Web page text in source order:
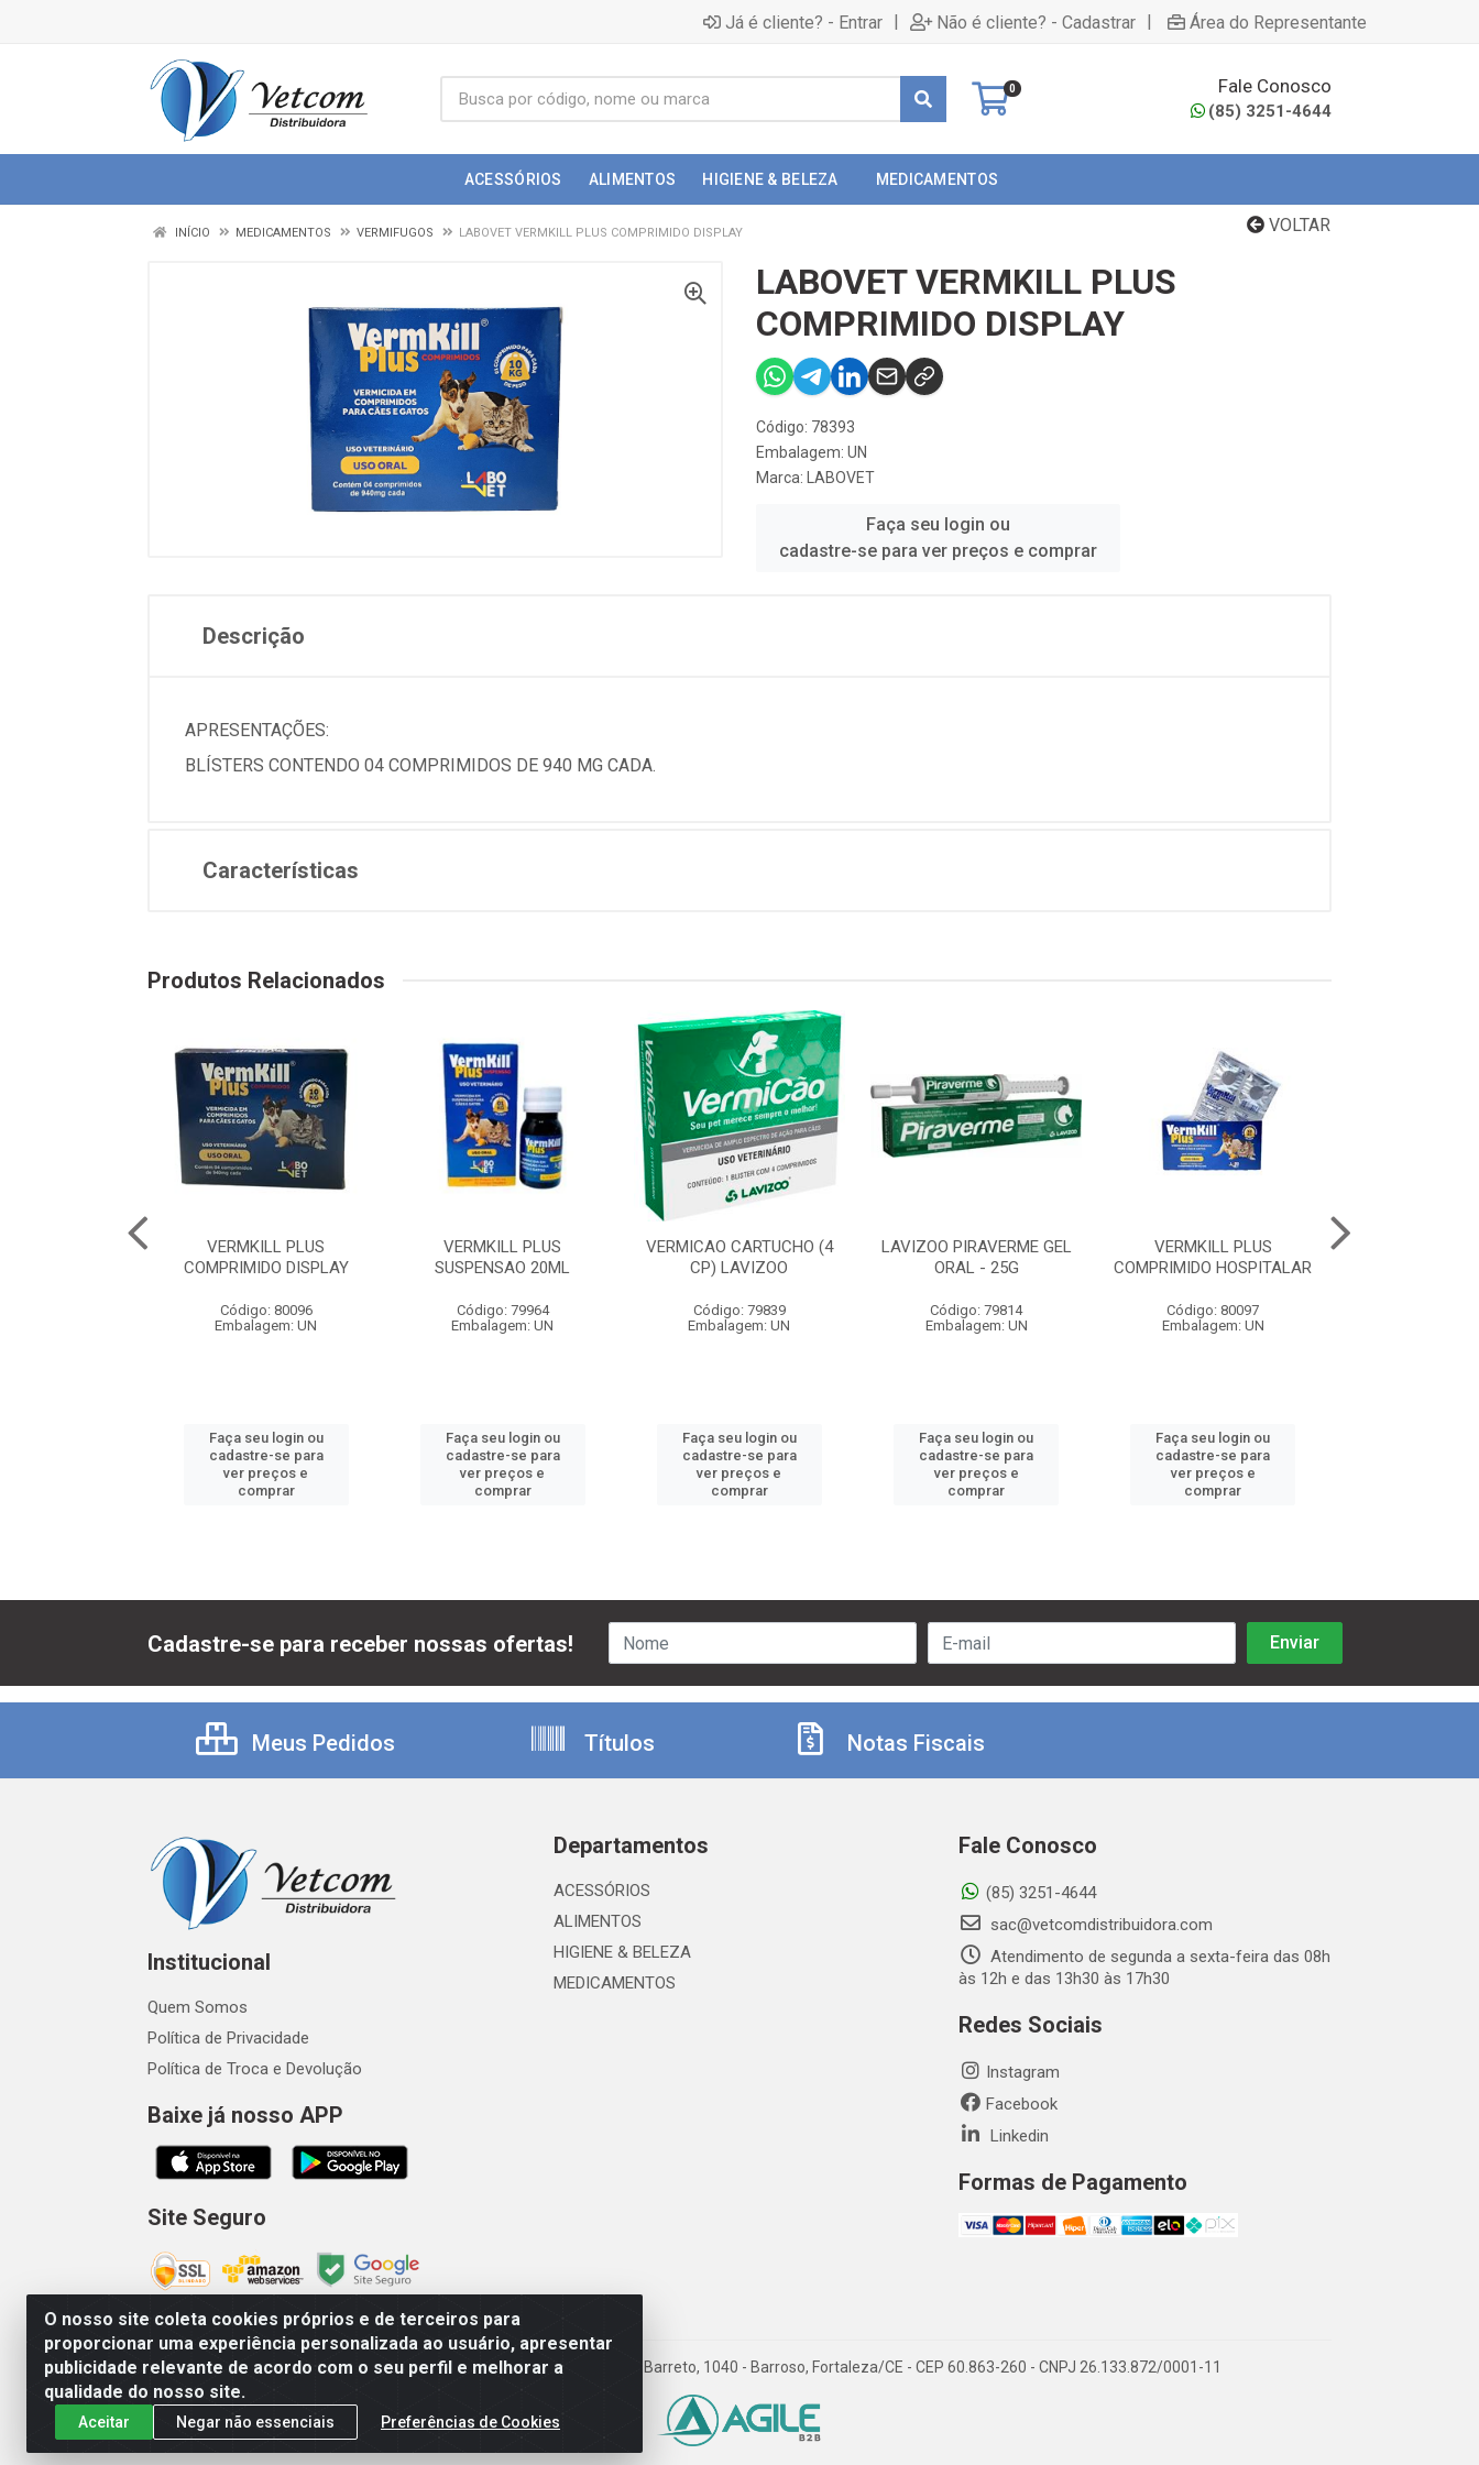
Já é cliente? - Entrar | Não é cliente? - Cadastrar | Área do Representante
0 Fale Conosco
(85) 3251-4644
ACESSÓRIOS ALIMENTOS HIGIENE & BELEZA MEDICAMENTOS
VOLTAR
INÍCIO MEDICAMENTOS VERMIFUGOS LABOVET VERMKILL PLUS COMPRIMIDO DISPLAY
LABOVET VERMKILL PLUS
COMPRIMIDO DISPLAY
Código: 78393
Embalagem: UN
Marca:
LABOVET
Faça seu login ou
cadastre-se para ver preços e comprar
Descrição
APRESENTAÇÕES:
BLÍSTERS CONTENDO 04 COMPRIMIDOS DE 940 MG CADA.
Características
Produtos Relacionados
VERMKILL PLUS
COMPRIMIDO DISPLAY
Código: 80096
Embalagem: UN
Faça seu login ou
cadastre-se para
ver preços e
comprar
VERMKILL PLUS
SUSPENSAO 20ML
Código: 79964
Embalagem: UN
Faça seu login ou
cadastre-se para
ver preços e
comprar
VERMICAO CARTUCHO (4
CP) LAVIZOO
Código: 79839
Embalagem: UN
Faça seu login ou
cadastre-se para
ver preços e
comprar
LAVIZOO PIRAVERME GEL
ORAL - 25G
Código: 79814
Embalagem: UN
Faça seu login ou
cadastre-se para
ver preços e
comprar
VERMKILL PLUS
COMPRIMIDO HOSPITALAR
Código: 80097
Embalagem: UN
Faça seu login ou
cadastre-se para
ver preços e
comprar
O nosso site coleta cookies próprios e de terceiros para
proporcionar uma experiência personalizada ao usuário, apresentar
publicidade relevante de acordo com o seu perfil e melhorar a
qualidade do nosso site.
Aceitar Negar não essenciais Preferências de Cookies
Cadastre-se para receber nossas ofertas!
Meus Pedidos Títulos Notas Fiscais
Institucional
Quem Somos
Política de Privacidade
Política de Troca e Devolução
Baixe já nosso APP
Site Seguro
Departamentos
ACESSÓRIOS
ALIMENTOS
HIGIENE & BELEZA
MEDICAMENTOS
Fale Conosco
(85) 3251-4644
sac@vetcomdistribuidora.com
Atendimento de segunda a sexta-feira das 08h
às 12h e das 13h30 às 17h30
Redes Sociais
Instagram
Facebook
Linkedin
Formas de Pagamento
Vetcom Distribuidora de Rações LTDA - Rua Maximiano Barreto, 1040 - Barroso, Fortaleza/CE - CEP 60.863-260 - CNPJ 26.133.872/0001-11